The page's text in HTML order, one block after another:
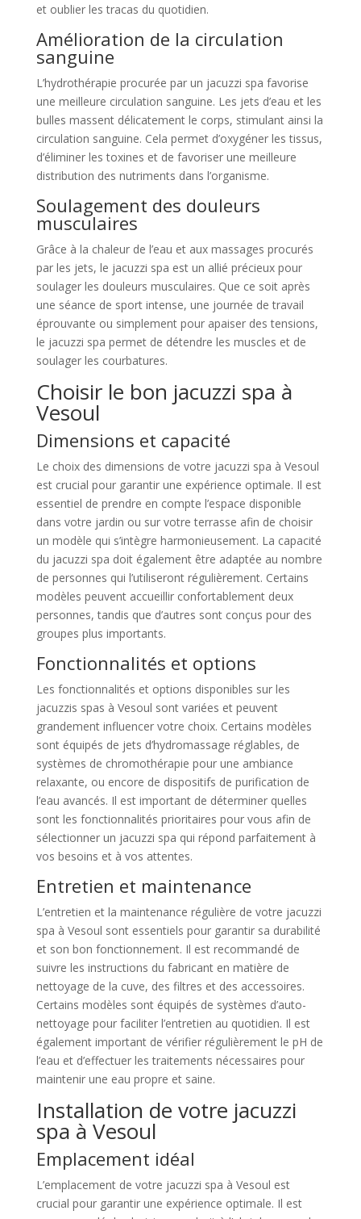
et oublier les tracas du quotidien.
Amélioration de la circulation
sanguine
L’hydrothérapie procurée par un jacuzzi spa favorise
une meilleure circulation sanguine. Les jets d’eau et les
bulles massent délicatement le corps, stimulant ainsi la
circulation sanguine. Cela permet d’oxygéner les tissus,
d’éliminer les toxines et de favoriser une meilleure
distribution des nutriments dans l’organisme.
Soulagement des douleurs
musculaires
Grâce à la chaleur de l’eau et aux massages procurés
par les jets, le jacuzzi spa est un allié précieux pour
soulager les douleurs musculaires. Que ce soit après
une séance de sport intense, une journée de travail
éprouvante ou simplement pour apaiser des tensions,
le jacuzzi spa permet de détendre les muscles et de
soulager les courbatures.
Choisir le bon jacuzzi spa à
Vesoul
Dimensions et capacité
Le choix des dimensions de votre jacuzzi spa à Vesoul
est crucial pour garantir une expérience optimale. Il est
essentiel de prendre en compte l’espace disponible
dans votre jardin ou sur votre terrasse afin de choisir
un modèle qui s’intègre harmonieusement. La capacité
du jacuzzi spa doit également être adaptée au nombre
de personnes qui l’utiliseront régulièrement. Certains
modèles peuvent accueillir confortablement deux
personnes, tandis que d’autres sont conçus pour des
groupes plus importants.
Fonctionnalités et options
Les fonctionnalités et options disponibles sur les
jacuzzis spas à Vesoul sont variées et peuvent
grandement influencer votre choix. Certains modèles
sont équipés de jets d’hydromassage réglables, de
systèmes de chromothérapie pour une ambiance
relaxante, ou encore de dispositifs de purification de
l’eau avancés. Il est important de déterminer quelles
sont les fonctionnalités prioritaires pour vous afin de
sélectionner un jacuzzi spa qui répond parfaitement à
vos besoins et à vos attentes.
Entretien et maintenance
L’entretien et la maintenance régulière de votre jacuzzi
spa à Vesoul sont essentiels pour garantir sa durabilité
et son bon fonctionnement. Il est recommandé de
suivre les instructions du fabricant en matière de
nettoyage de la cuve, des filtres et des accessoires.
Certains modèles sont équipés de systèmes d’auto-
nettoyage pour faciliter l’entretien au quotidien. Il est
également important de vérifier régulièrement le pH de
l’eau et d’effectuer les traitements nécessaires pour
maintenir une eau propre et saine.
Installation de votre jacuzzi
spa à Vesoul
Emplacement idéal
L’emplacement de votre jacuzzi spa à Vesoul est
crucial pour garantir une expérience optimale. Il est